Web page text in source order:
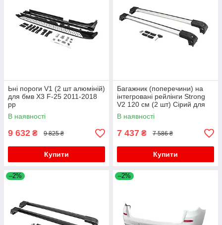
Ьні пороги V1 (2 шт алюміній)
для бмв X3 F-25 2011-2018
рр
В наявності
9 632 ₴ 9 825 ₴
Купити
Багажник (поперечини) на
інтегровані рейлінги Strong
V2 120 см (2 шт) Сірий для
бмв X3 F-25 2011-2018 рр
В наявності
7 437 ₴ 7 586 ₴
Купити
–2% –2%